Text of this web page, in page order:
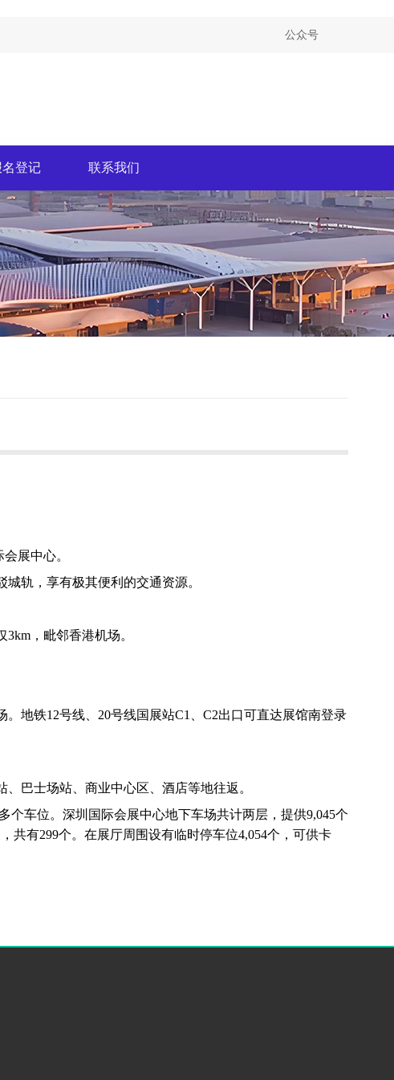
公众号
名登记 联系我们
展中心。
轨，享有极其便利的交通资源。
，毗邻香港机场。
地铁12号线、20号线国展站C1、C2出口可直达展馆南登录
巴士场站、商业中心区、酒店等地往返。
车位。深圳国际会展中心地下车场共计两层，提供9,045个
共有299个。在展厅周围设有临时停车位4,054个，可供卡